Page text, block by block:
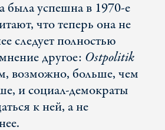
была успешна в 1970-е
что теперь она не
следует полностью
другое: Ostpolitik
возможно, больше, чем
и социал-демократы
к ней, а не